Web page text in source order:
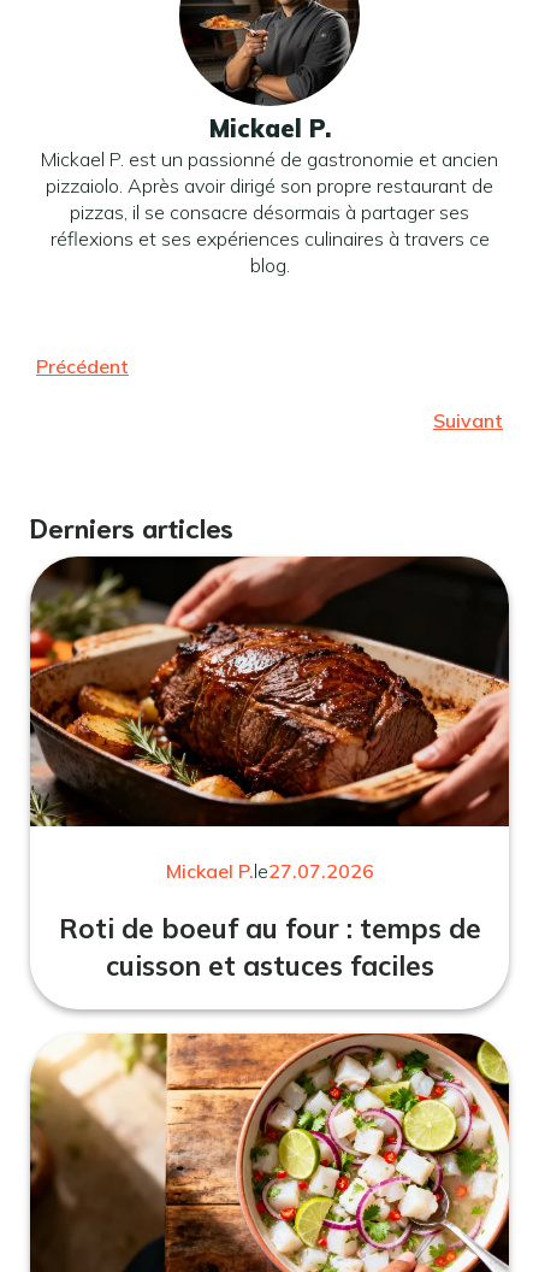
Mickael P.
Mickael P. est un passionné de gastronomie et ancien
pizzaiolo. Après avoir dirigé son propre restaurant de
pizzas, il se consacre désormais à partager ses
réflexions et ses expériences culinaires à travers ce
blog.
Précédent
Suivant
Derniers articles
Mickael P.le27.07.2026
Roti de boeuf au four : temps de
cuisson et astuces faciles